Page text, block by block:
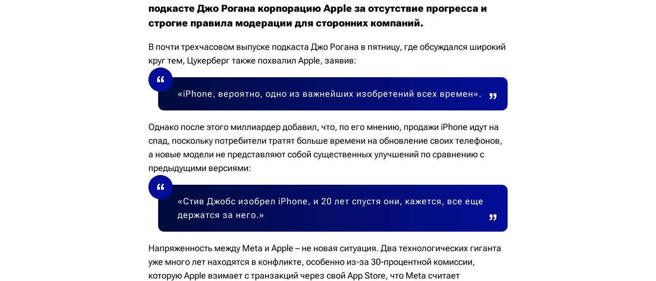
подкасте Джо Рогана корпорацию Apple за отсутствие прогресса и
строгие правила модерации для сторонних компаний.
В почти трехчасовом выпуске подкаста Джо Рогана в пятницу, где обсуждался широкий
круг тем, Цукерберг также похвалил Apple, заявив:
«iPhone, вероятно, одно из важнейших изобретений всех времен».
Однако после этого миллиардер добавил, что, по его мнению, продажи iPhone идут на
спад, поскольку потребители тратят больше времени на обновление своих телефонов,
а новые модели не представляют собой существенных улучшений по сравнению с
предыдущими версиями:
«Стив Джобс изобрел iPhone, и 20 лет спустя они, кажется, все еще
держатся за него.»
Напряженность между Meta и Apple – не новая ситуация. Два технологических гиганта
уже много лет находятся в конфликте, особенно из-за 30-процентной комиссии,
которую Apple взимает с транзакций через свой App Store, что Meta считает